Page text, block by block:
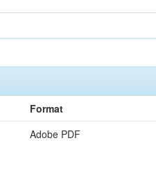
Format
Adobe PDF